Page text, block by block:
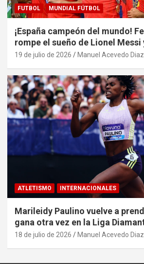
FUTBOL MUNDIAL FÚTBOL
¡España campeón del mundo!
rompe el sueño de Lionel
19 de julio de 2026 Manuel Acevedo Diaz
ATLETISMO INTERNACIONALES
Marileidy Paulino vuelve a
gana otra vez en la Liga
18 de julio de 2026 Manuel Acevedo Diaz